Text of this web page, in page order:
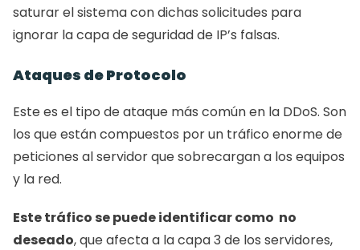
saturar el sistema con dichas solicitudes para
ignorar la capa de seguridad de IP’s falsas.
Ataques de Protocolo
Este es el tipo de ataque más común en la DDoS. Son
los que están compuestos por un tráfico enorme de
peticiones al servidor que sobrecargan a los equipos
y la red.
Este tráfico se puede identificar como  no
deseado, que afecta a la capa 3 de los servidores,